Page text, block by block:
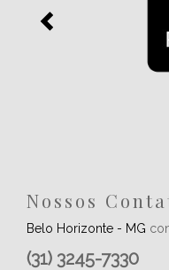
Nossos
Belo Horizonte - MG
(31) 3245-7330